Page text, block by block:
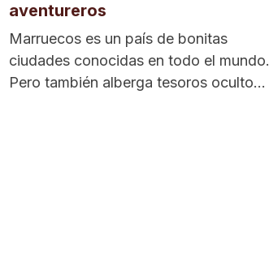
aventureros
Marruecos es un país de bonitas
ciudades conocidas en todo el mundo.
Pero también alberga tesoros ocultos